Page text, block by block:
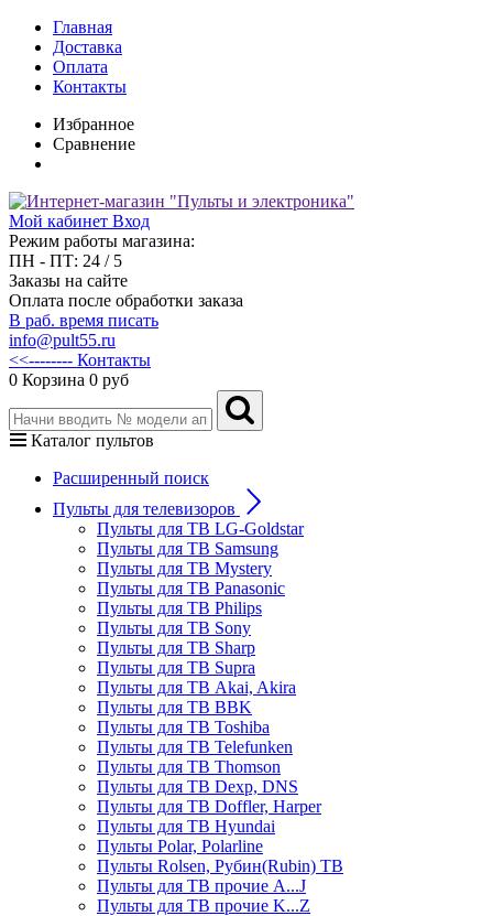
Главная
Доставка
Оплата
Контакты
Избранное
Сравнение
Мой кабинет Вход
Режим работы магазина:
ПН - ПТ: 24 / 5
Заказы на сайте
Оплата после обработки заказа
В раб. время писать
info@pult55.ru
<<-------- Контакты
0 Корзина 0 руб
Каталог пультов
Расширенный поиск
Пульты для телевизоров
Пульты для ТВ LG-Goldstar
Пульты для ТВ Samsung
Пульты для ТВ Mystery
Пульты для ТВ Panasonic
Пульты для ТВ Philips
Пульты для ТВ Sony
Пульты для ТВ Sharp
Пульты для ТВ Supra
Пульты для ТВ Akai, Akira
Пульты для ТВ BBK
Пульты для ТВ Toshiba
Пульты для ТВ Telefunken
Пульты для ТВ Thomson
Пульты для ТВ Dexp, DNS
Пульты для ТВ Doffler, Harper
Пульты для ТВ Hyundai
Пульты Polar, Polarline
Пульты Rolsen, Рубин(Rubin) ТВ
Пульты для ТВ прочие A...J
Пульты для ТВ прочие K...Z